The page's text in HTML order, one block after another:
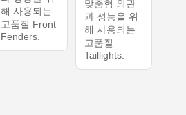
해 사용되는
고품질 Front
Fenders.
맞춤형 외관
과 성능을 위
해 사용되는
고품질
Taillights.